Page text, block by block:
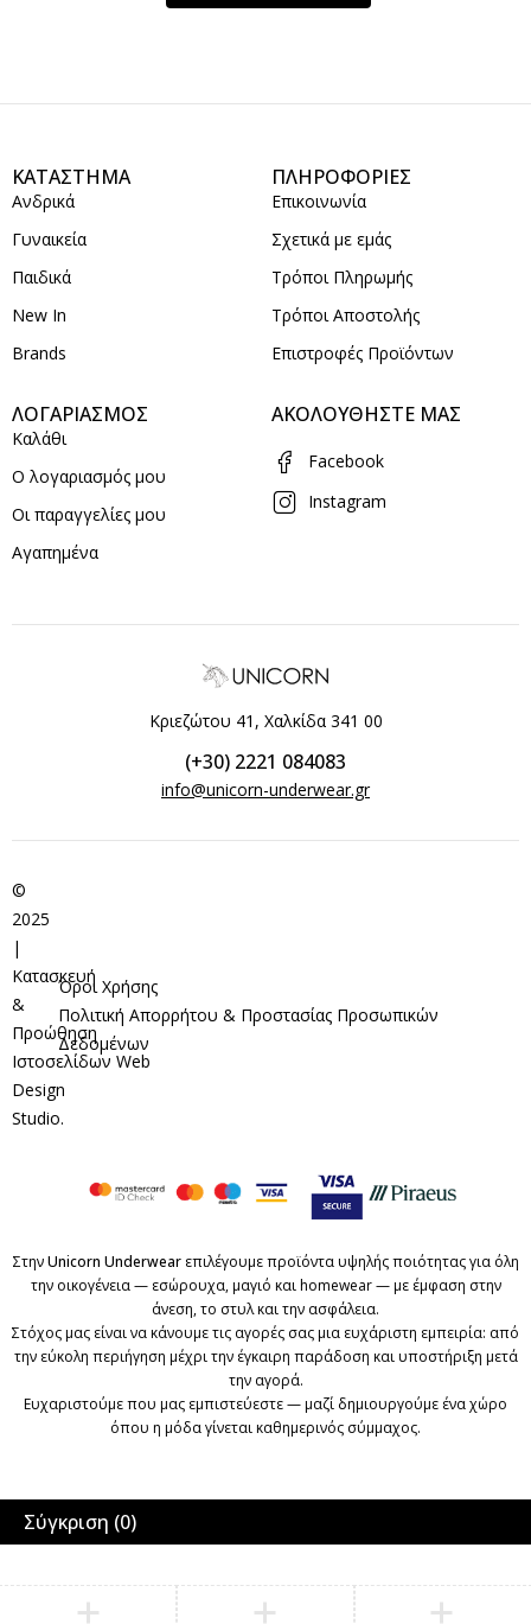
ΚΑΤΑΣΤΗΜΑ
Ανδρικά
Γυναικεία
Παιδικά
New In
Brands
ΠΛΗΡΟΦΟΡΙΕΣ
Επικοινωνία
Σχετικά με εμάς
Τρόποι Πληρωμής
Τρόποι Αποστολής
Επιστροφές Προϊόντων
ΛΟΓΑΡΙΑΣΜΟΣ
Καλάθι
Ο λογαριασμός μου
Οι παραγγελίες μου
Αγαπημένα
ΑΚΟΛΟΥΘΗΣΤΕ ΜΑΣ
Facebook
Instagram
Κριεζώτου 41, Χαλκίδα 341 00
(+30) 2221 084083
info@unicorn-underwear.gr
©
2025
|
Κατασκευή
&
Προώθηση
Ιστοσελίδων Web
Design
Studio.
Όροι Χρήσης
Πολιτική Απορρήτου & Προστασίας Προσωπικών
Δεδομένων
ΣτηνUnicorn Underwearεπιλέγουμε προϊόντα υψηλής ποιότητας για όλη
την οικογένεια — εσώρουχα, μαγιό και homewear — με έμφαση στην
άνεση, το στυλ και την ασφάλεια.
Στόχος μας είναι να κάνουμε τις αγορές σας μια ευχάριστη εμπειρία: από
την εύκολη περιήγηση μέχρι την έγκαιρη παράδοση και υποστήριξη μετά
την αγορά.
Ευχαριστούμε που μας εμπιστεύεστε — μαζί δημιουργούμε ένα χώρο
όπου η μόδα γίνεται καθημερινός σύμμαχος.
Σύγκριση (0)